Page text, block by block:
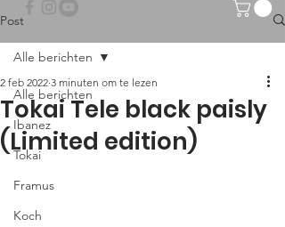
Post
Alle berichten
Ibanez
Tokai
Framus
Koch
Alle berichten
Tokai Tele black paisly
(Limited edition)
2 feb 2022 3 minuten om te lezen